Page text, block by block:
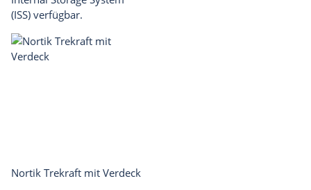
(ISS) verfügbar.
Nortik Trekraft mit Verdeck